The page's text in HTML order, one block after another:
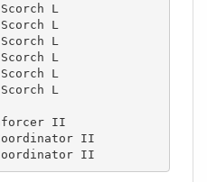
L
L
L
L
L
L
II
II
II